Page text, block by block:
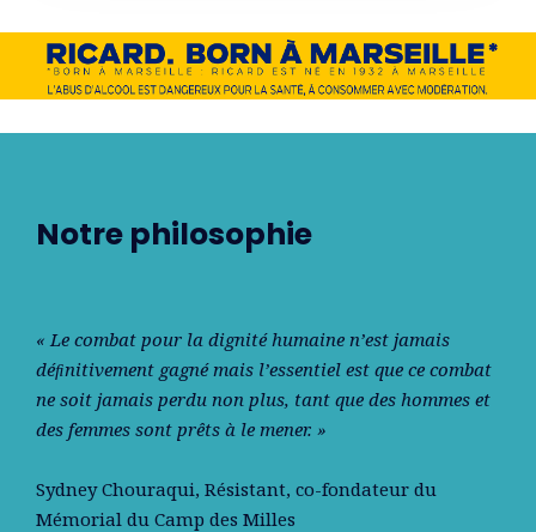
Notre philosophie
« Le combat pour la dignité humaine n’est jamais
déﬁnitivement gagné mais l’essentiel est que ce combat
ne soit jamais perdu non plus, tant que des hommes et
des femmes sont prêts à le mener. »
Sydney Chouraqui, Résistant, co-fondateur du
Mémorial du Camp des Milles